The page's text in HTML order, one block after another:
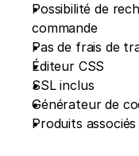
Possibilité de
commande
Pas de frais de
Éditeur CSS
SSL inclus
Générateur de
Produits